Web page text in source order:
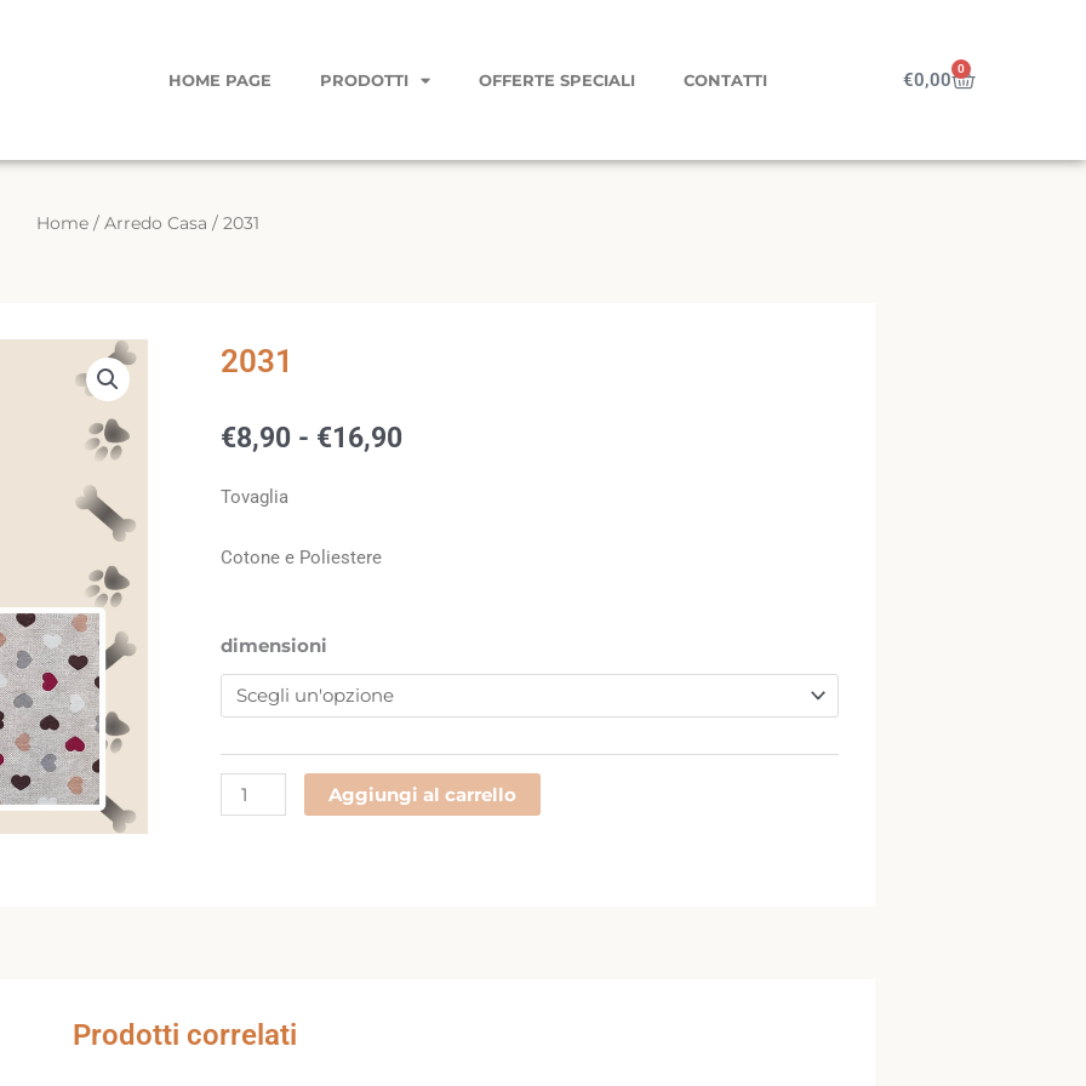
HOME PAGE PRODOTTI OFFERTE SPECIALI CONTATTI €0,00 0
Carrello
Home / Arredo Casa / 2031
2031
€8,90 - €16,90
Tovaglia
Cotone e Poliestere
dimensioni
2031
quantità
Aggiungi al carrello
Prodotti correlati